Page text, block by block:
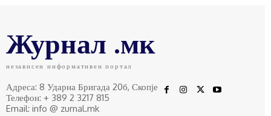
Журнал .мк
независен информативен портал
Адреса: 8 Ударна Бригада 20б, Скопје
Телефон: + 389 2 3217 815
Email: info @ zurnal.mk